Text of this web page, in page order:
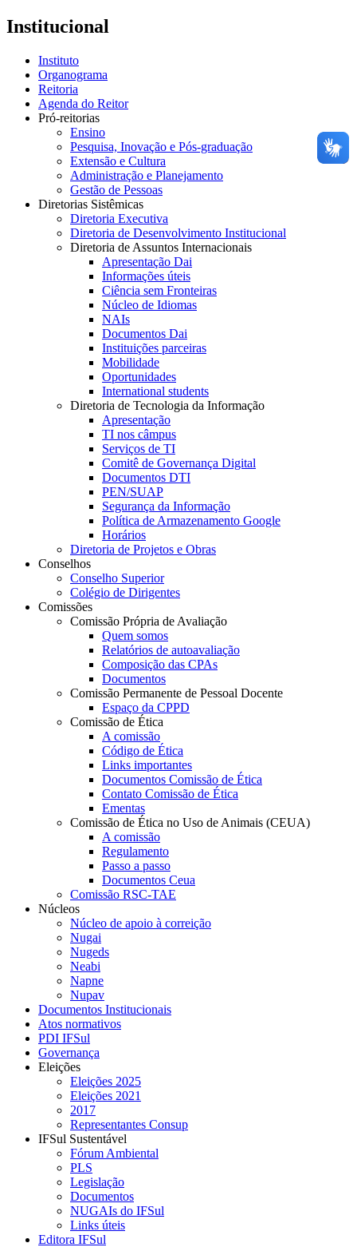
Institucional
Instituto
Organograma
Reitoria
Agenda do Reitor
Pró-reitorias
Ensino
Pesquisa, Inovação e Pós-graduação
Extensão e Cultura
Administração e Planejamento
Gestão de Pessoas
Diretorias Sistêmicas
Diretoria Executiva
Diretoria de Desenvolvimento Institucional
Diretoria de Assuntos Internacionais
Apresentação Dai
Informações úteis
Ciência sem Fronteiras
Núcleo de Idiomas
NAIs
Documentos Dai
Instituições parceiras
Mobilidade
Oportunidades
International students
Diretoria de Tecnologia da Informação
Apresentação
TI nos câmpus
Serviços de TI
Comitê de Governança Digital
Documentos DTI
PEN/SUAP
Segurança da Informação
Política de Armazenamento Google
Horários
Diretoria de Projetos e Obras
Conselhos
Conselho Superior
Colégio de Dirigentes
Comissões
Comissão Própria de Avaliação
Quem somos
Relatórios de autoavaliação
Composição das CPAs
Documentos
Comissão Permanente de Pessoal Docente
Espaço da CPPD
Comissão de Ética
A comissão
Código de Ética
Links importantes
Documentos Comissão de Ética
Contato Comissão de Ética
Ementas
Comissão de Ética no Uso de Animais (CEUA)
A comissão
Regulamento
Passo a passo
Documentos Ceua
Comissão RSC-TAE
Núcleos
Núcleo de apoio à correição
Nugai
Nugeds
Neabi
Napne
Nupav
Documentos Institucionais
Atos normativos
PDI IFSul
Governança
Eleições
Eleições 2025
Eleições 2021
2017
Representantes Consup
IFSul Sustentável
Fórum Ambiental
PLS
Legislação
Documentos
NUGAIs do IFSul
Links úteis
Editora IFSul